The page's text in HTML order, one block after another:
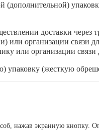
доставки через
или организации связи
или организации
упаковку (жесткую
нажав экранную кнопку.